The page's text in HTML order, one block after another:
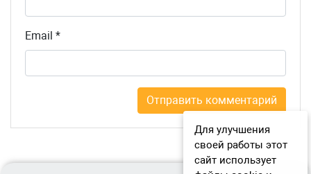
Email *
Для улучшения
своей работы этот
сайт использует